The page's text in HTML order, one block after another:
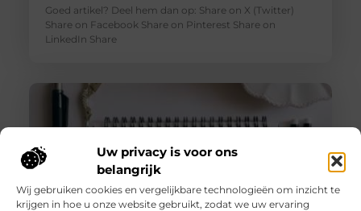
Uw privacy is voor ons
belangrijk
Wij gebruiken cookies en vergelijkbare technologieën om inzicht te
krijgen in hoe u onze website gebruikt, zodat we uw ervaring
Goed artikel? Deel hem dan op: Share on X (Twitter)
Share on Facebook Share on Pinterest Share on
LinkedIn Share